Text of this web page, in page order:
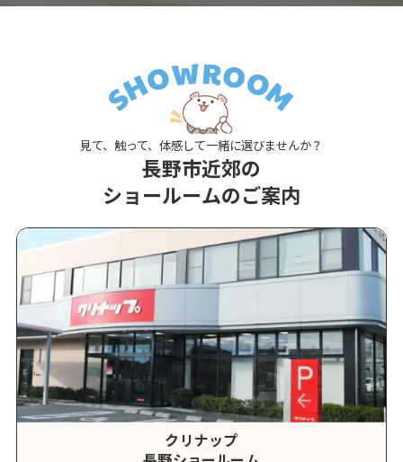
見て、触って、体感して一緒に選びませんか？
長野市近郊の
ショールームのご案内
クリナップ